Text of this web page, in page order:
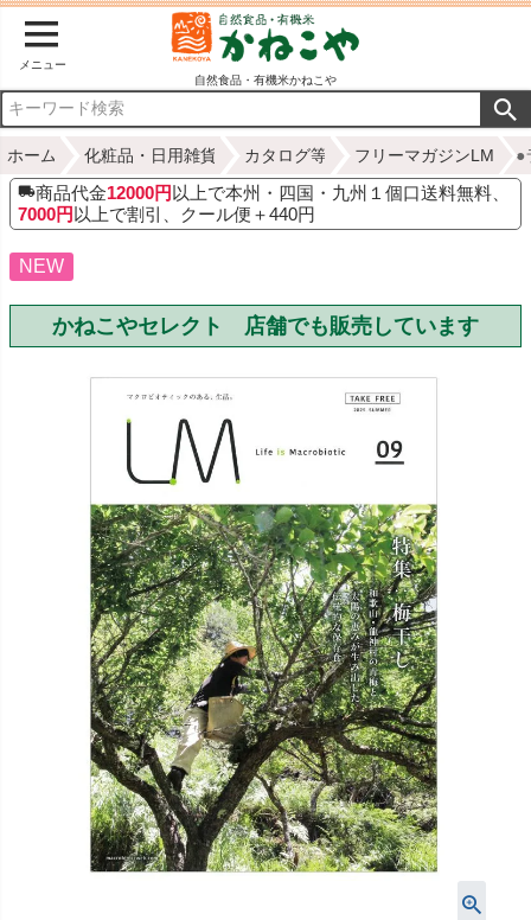
メニュー
自然食品・有機米かねこや
ホーム 化粧品・日用雑貨 カタログ等 フリーマガジンLM ●
商品代金12000円 以上で本州・四国・九州１個口送料無料、
7000円 以上で割引、クール便＋440円
NEW
かねこやセレクト 店舗でも販売しています